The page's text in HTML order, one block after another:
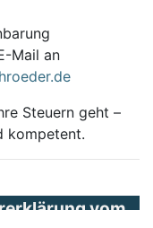
Mail an
Steuern geht –
kompetent.
vom